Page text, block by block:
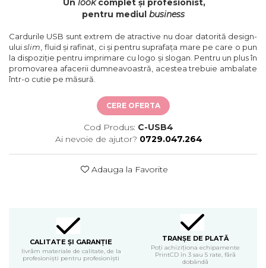
Un lookcomplet și profesionist,
pentru mediul business
Cardurile USB sunt extrem de atractive nu doar datorită design-
uluislim , fluid și rafinat, ci și pentru suprafața mare pe care o pun
la dispoziție pentru imprimare cu logo și slogan. Pentru un plus în
promovarea afacerii dumneavoastră, acestea trebuie ambalate
într-o cutie pe măsură.
CERE OFERTA
Cod Produs: C-USB4
Ai nevoie de ajutor? 0729.047.264
Adauga la Favorite
CALITATE ȘI GARANȚIE
livrăm materiale de calitate, de la
profesioniști pentru profesioniști
TRANȘE DE PLATĂ
Poți achiziționa echipamente
PrintCD în 3 sau 5 rate, fără
dobândă